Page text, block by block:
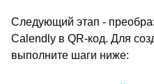
Следующий этап -
Calendly в QR-код. Для
выполните шаги ниже: